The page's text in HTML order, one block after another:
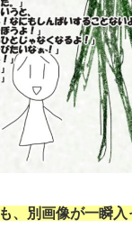
、別画像が一瞬